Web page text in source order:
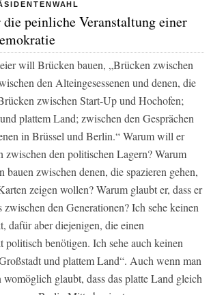
peinliche Veranstaltung einer
will Brücken bauen, „Brücken zwischen
den Alteingesessenen und denen, die
zwischen Start-Up und Hochofen;
plattem Land; zwischen den Gesprächen
in Brüssel und Berlin.“ Warum will er
zwischen den politischen Lagern? Warum
zwischen denen, die spazieren gehen,
zeigen wollen? Warum glaubt er, dass er
den Generationen? Ich sehe keinen
dafür aber diejenigen, die einen
benötigen. Ich sehe auch keinen
und plattem Land“. Auch wenn man
glaubt, dass das platte Land gleich